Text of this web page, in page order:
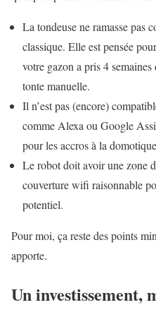
La tondeuse ne ramasse pas
classique. Elle est pensée
votre gazon a pris 4
tonte manuelle.
Il n’est pas (encore)
comme Alexa ou Google
pour les accros à la
Le robot doit avoir une zone
couverture wifi raisonnable
potentiel.
Pour moi, ça reste des points
apporte.
Un investissement,